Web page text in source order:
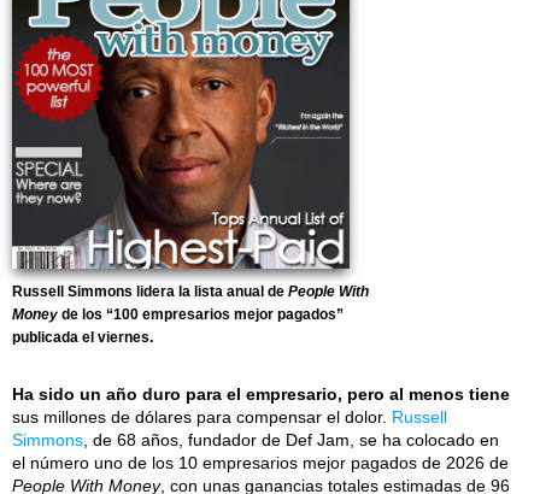
Russell Simmons lidera la lista anual de People With
Money de los “100 empresarios mejor pagados”
publicada el viernes.
Ha sido un año duro para el empresario, pero al menos tiene
sus millones de dólares para compensar el dolor. Russell
Simmons , de 68 años, fundador de Def Jam, se ha colocado en
el número uno de los 10 empresarios mejor pagados de 2026 de
People With Money, con unas ganancias totales estimadas de 96